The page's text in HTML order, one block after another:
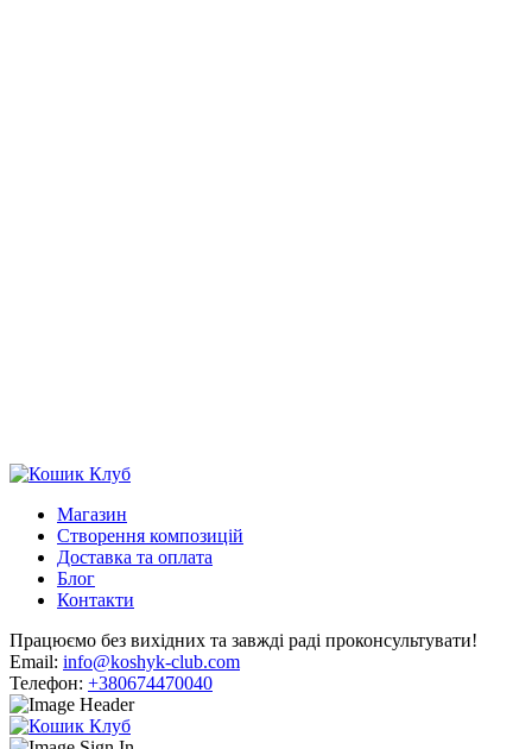
Магазин
Створення композицій
Доставка та оплата
Блог
Контакти
Працюємо без вихідних та завжді раді проконсультувати!
Email: info@koshyk-club.com
Телефон: +380674470040